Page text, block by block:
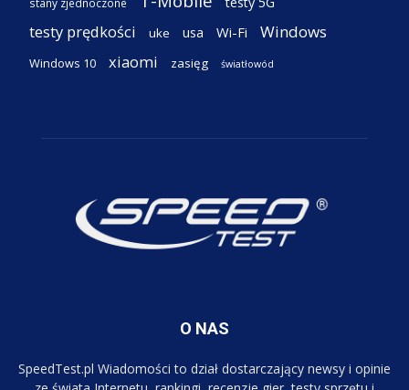
stany zjednoczone
testy prędkości uke usa Wi-Fi Windows
Windows 10 xiaomi zasięg światłowód
O NAS
SpeedTest.pl Wiadomości to dział dostarczający newsy i opinie